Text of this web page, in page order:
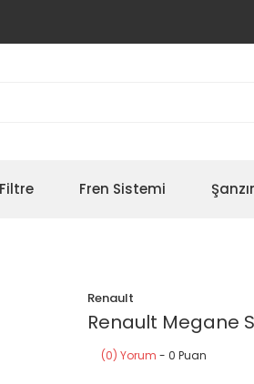
Fren Sistemi
Renault
Renault Megane
(0) Yorum - 0 Puan